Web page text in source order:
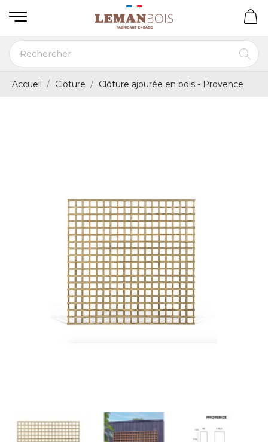
Accueil Clôture Clôture ajourée en bois - Provence